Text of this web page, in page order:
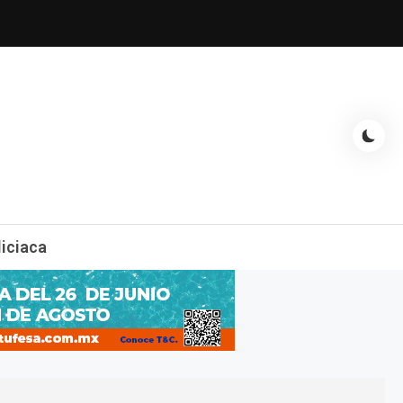
entrevistas con famosos, showbizz, podcast, chismes y